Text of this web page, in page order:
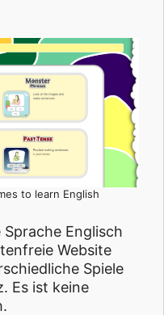
to learn English
Englisch
Website
Spiele
Es ist keine